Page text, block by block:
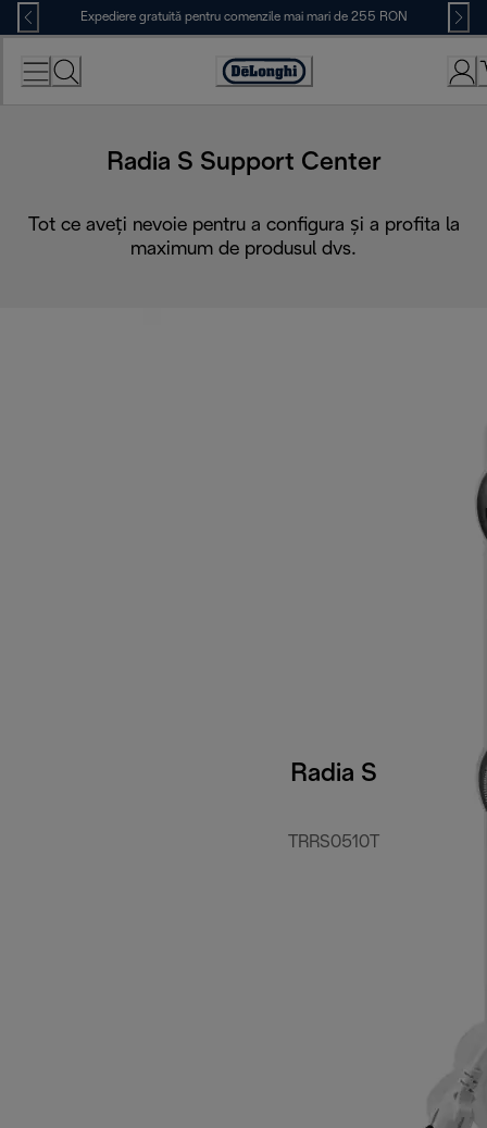
Skip
to
Content
Expediere gratuită pentru comenzile mai mari de 255 RON
Accessibility
Radia S Support Center
Tot ce aveți nevoie pentru a configura și a profita la
maximum de produsul dvs.
Radia S
TRRS0510T